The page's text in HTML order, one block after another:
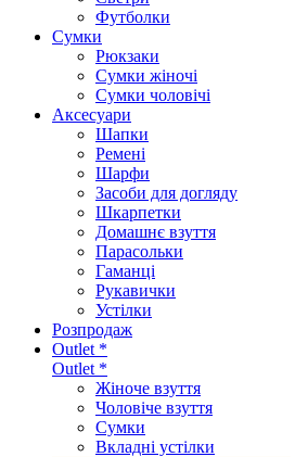
Футболки
Сумки
Рюкзаки
Сумки жіночі
Сумки чоловічі
Аксеcуари
Шапки
Ремені
Шарфи
Засоби для догляду
Шкарпетки
Домашнє взуття
Парасольки
Гаманці
Рукавички
Устілки
Розпродаж
Outlet *
Outlet *
Жіноче взуття
Чоловіче взуття
Сумки
Вкладні устілки